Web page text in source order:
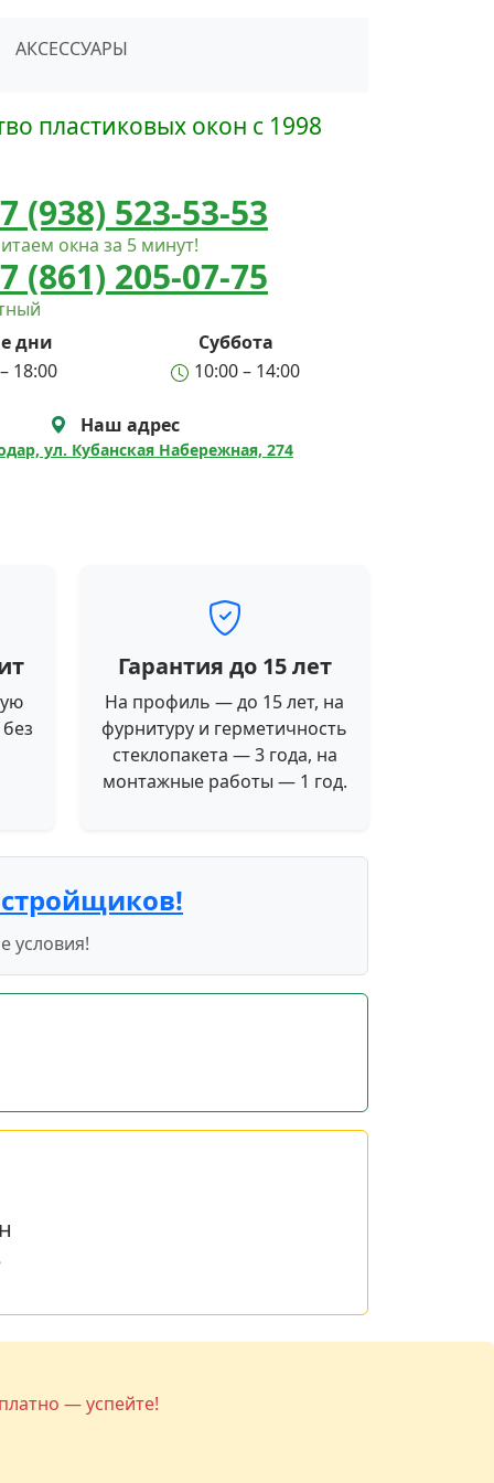
АКСЕССУАРЫ
пластиковых окон с 1998
(938) 523-53-53
окна за 5 минут!
(861) 205-07-75
дни
Суббота
18:00
10:00 – 14:00
Наш адрес
ул. Кубанская Набережная, 274
Гарантия до 15 лет
На профиль — до 15 лет, на
фурнитуру и герметичность
стеклопакета — 3 года, на
монтажные работы — 1 год.
условия!
— успейте!